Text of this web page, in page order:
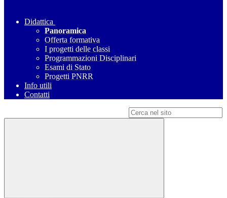
Didattica
Panoramica
Offerta formativa
I progetti delle classi
Programmazioni Disciplinari
Esami di Stato
Progetti PNRR
Info utili
Contatti